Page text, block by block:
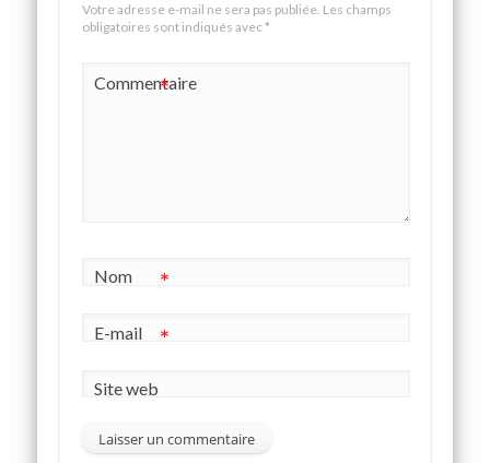
Votre adresse e-mail ne sera pas publiée. Les champs
obligatoires sont indiqués avec*
Commentaire
*
Nom *
E-mail *
Site web